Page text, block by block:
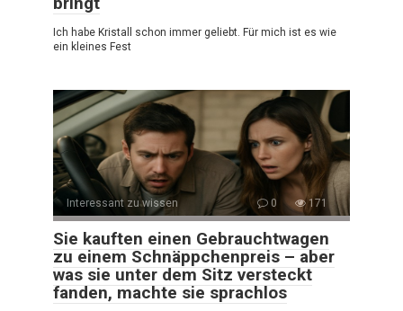
Ich habe Kristall schon immer geliebt. Für mich ist es wie
ein kleines Fest
Interessant zu wissen 0 171
Sie kauften einen Gebrauchtwagen
zu einem Schnäppchenpreis – aber
was sie unter dem Sitz versteckt
fanden, machte sie sprachlos